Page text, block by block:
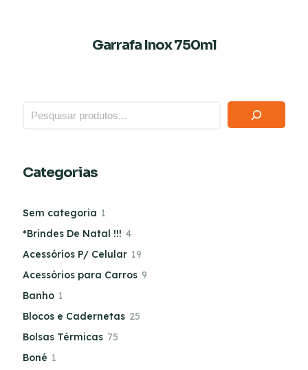
Garrafa Inox 750ml
Categorias
Sem categoria 1
*Brindes De Natal !!! 4
Acessórios P/ Celular 19
Acessórios para Carros 9
Banho 1
Blocos e Cadernetas 25
Bolsas Térmicas 75
Boné 1